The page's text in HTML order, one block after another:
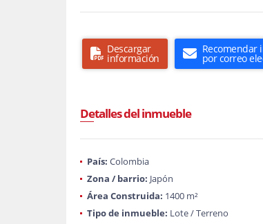
Descargar
información
Recomendar
por correo
Detalles del inmueble
País: Colombia
Zona / barrio: Japón
Área Construida: 1400 m²
Tipo de inmueble: Lote / Terreno